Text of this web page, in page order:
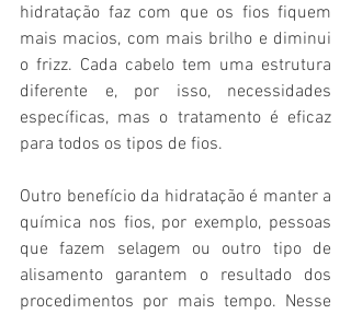
hidratação faz com que os fios fiquem
mais macios, com mais brilho e diminui
o frizz. Cada cabelo tem uma estrutura
diferente e, por isso, necessidades
específicas, mas o tratamento é eficaz
para todos os tipos de fios.
Outro benefício da hidratação é manter a
química nos fios, por exemplo, pessoas
que fazem selagem ou outro tipo de
alisamento garantem o resultado dos
procedimentos por mais tempo. Nesse